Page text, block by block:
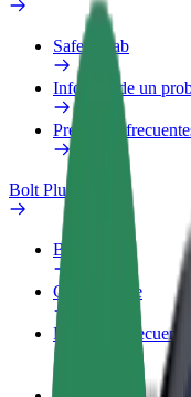
Safety Lab
Informar de un
Preguntas
Bolt Plus
Beneficios
Cómo unirse
Preguntas frecuentes